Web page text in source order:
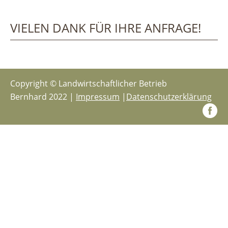
VIELEN DANK FÜR IHRE ANFRAGE!
Copyright © Landwirtschaftlicher Betrieb
Bernhard 2022 | Impressum | Datenschutzerklärung